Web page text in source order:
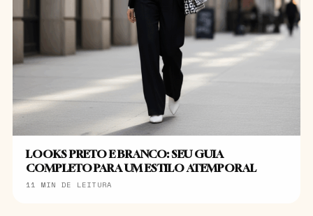
LOOKS PRETO E BRANCO: SEU GUIA
COMPLETO PARA UM ESTILO ATEMPORAL
11 MIN DE LEITURA